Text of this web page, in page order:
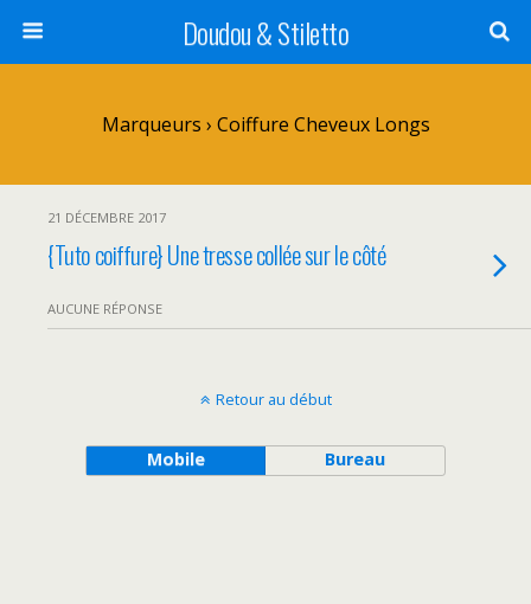
Doudou & Stiletto
Marqueurs › Coiffure Cheveux Longs
21 DÉCEMBRE 2017
{Tuto coiffure} Une tresse collée sur le côté
AUCUNE RÉPONSE
Retour au début
Mobile Bureau